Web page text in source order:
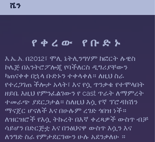
ሼን
የቀረው የቡድኑ
እ.ኤ.አ. በ2012፣ ሞሊ ኔትሊንግሃም ከፎርት ሉዊስ
ኮሌጅ በአንትሮፖሎጂ የባችለርስ ዲግሪያቸውን
ካጠናቀቀ በኋላ ቡድኑን ተቀላቀለ። ለዚህ ስራ
የተረጋገጠ ችሎታ አላት፣ እና የሷ ጥንቃቄ የተሞላበት
ዘይቤ እዚህ የምንፈልገውን የ cast ጥራት ለማምረት
ተመራጭ ያደርጋታል። ስለዚህ እሷ የኛ ፕሮዳክሽን
ማናጀር ሆናለች እና በሁሉም ረገድ ጎበዝ ነች።
ለዝርዝሮች የእሷ ትኩረት በእኛ ቀረጻዎች ውስጥ ብቻ
ሳይሆን በድርጅቷ እና በንፅህናዋ ውስጥ እሷን እና
ለንግድ ስራ የምታደርገውን ሁሉ አደንቃለሁ ።